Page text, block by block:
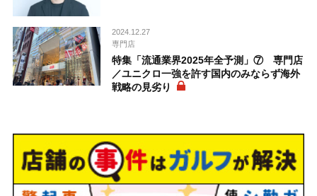
2024.12.27
専門店
特集「流通業界2025年全予測」⑦ 専門店
／ユニクロ一強を許す国内のみならず海外
戦略の見劣り